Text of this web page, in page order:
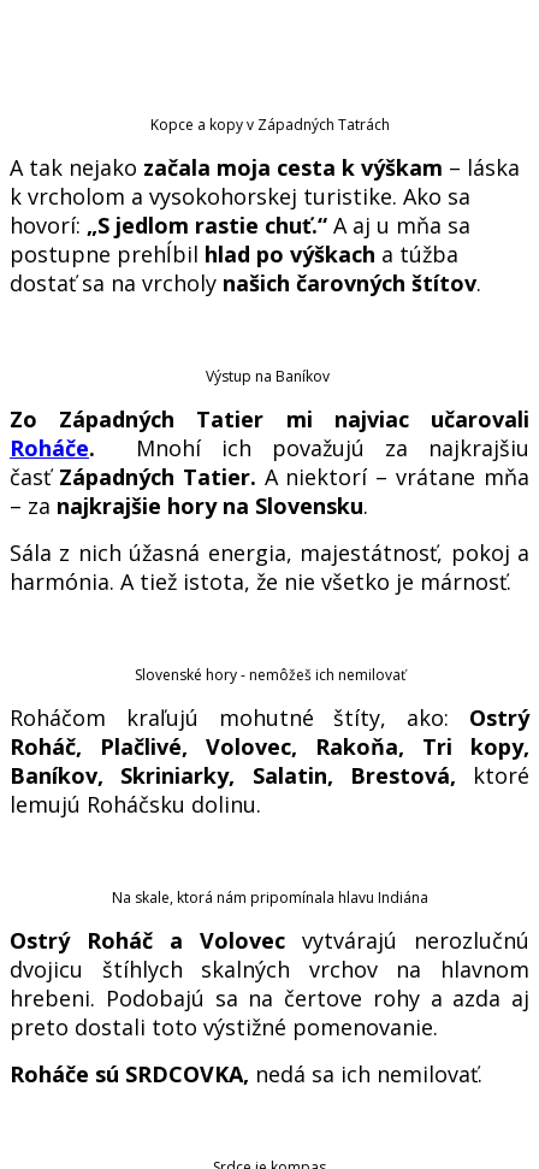
Kopce a kopy v Západných Tatrách
A tak nejako začala moja cesta k výškam – láska
k vrcholom a vysokohorskej turistike. Ako sa
hovorí: „S jedlom rastie chuť.“ A aj u mňa sa
postupne prehĺbil hlad po výškach a túžba
dostať sa na vrcholy našich čarovných štítov.
Výstup na Baníkov
Zo Západných Tatier mi najviac učarovali
Roháče. Mnohí ich považujú za najkrajšiu
časť Západných Tatier. A niektorí – vrátane mňa
– za najkrajšie hory na Slovensku.
Sála z nich úžasná energia, majestátnosť, pokoj a
harmónia. A tiež istota, že nie všetko je márnosť.
Slovenské hory - nemôžeš ich nemilovať
Roháčom kraľujú mohutné štíty, ako: Ostrý
Roháč, Plačlivé, Volovec, Rakoňa, Tri kopy,
Baníkov, Skriniarky, Salatin, Brestová, ktoré
lemujú Roháčsku dolinu.
Na skale, ktorá nám pripomínala hlavu Indiána
Ostrý Roháč a Volovec vytvárajú nerozlučnú
dvojicu štíhlych skalných vrchov na hlavnom
hrebeni. Podobajú sa na čertove rohy a azda aj
preto dostali toto výstižné pomenovanie.
Roháče sú SRDCOVKA, nedá sa ich nemilovať.